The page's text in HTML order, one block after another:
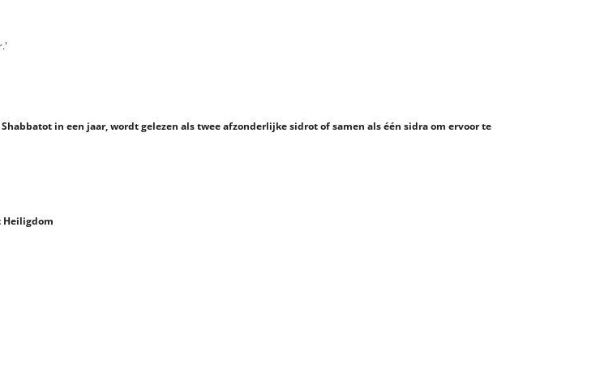
in een jaar, wordt gelezen als twee afzonderlijke sidrot of samen als één sidra om ervoor te
Heiligdom